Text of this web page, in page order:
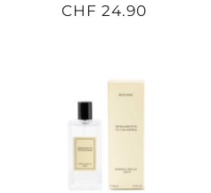
CHF 24.90